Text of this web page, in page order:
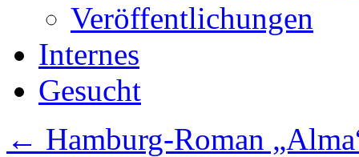
Veröffentlichungen
Internes
Gesucht
← Hamburg-Roman